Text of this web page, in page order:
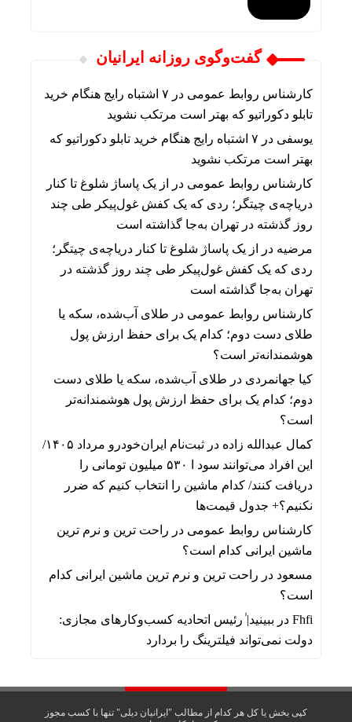
گفت‌وگوی روزانه ایرانیان
کارشناس روابط عمومی در
۷ اشتباه رایج هنگام خرید
تابلو دکوراتیو که بهتر است مرتکب نشوید
یوسفی در
۷ اشتباه رایج هنگام خرید تابلو دکوراتیو که
بهتر است مرتکب نشوید
کارشناس روابط عمومی در
از یک پاساژ شلوغ تا کنار
دریاچه‌ی چیتگر؛ ردی که یک کفش غول‌پیکر طی چند
روز گذشته در تهران به‌جا گذاشته است
مرضیه در
از یک پاساژ شلوغ تا کنار دریاچه‌ی چیتگر؛
ردی که یک کفش غول‌پیکر طی چند روز گذشته در
تهران به‌جا گذاشته است
کارشناس روابط عمومی در طلای آب‌شده، سکه یا
طلای دست دوم؛ کدام یک برای حفظ ارزش پول
هوشمندانه‌تر است؟
کیا جهانمردی در طلای آب‌شده، سکه یا طلای دست
دوم؛ کدام یک برای حفظ ارزش پول هوشمندانه‌تر
است؟
کمال عبدالله زاده در
ثبت‌نام ایران‌خودرو مرداد ۱۴۰۵/
این افراد می‌توانند سود ا ۵۳۰ میلیون تومانی را
دریافت کنند/ کدام ماشین را انتخاب کنیم که ضرر
نکنیم؟+ جدول قیمت‌ها
کارشناس روابط عمومی در راحت ترین و نرم ترین
ماشین ایرانی کدام است؟
مسعود در راحت ترین و نرم ترین ماشین ایرانی کدام
است؟
Fhfi در ببینید| ٰرئیس اتحادیه کسب‌وکارهای مجازی:
دولت نمی‌تواند فیلترینگ را بردارد
کپی بخش یا کل هر کدام از مطالب "ایرانیان دیلی" تنها با کسب مجوز